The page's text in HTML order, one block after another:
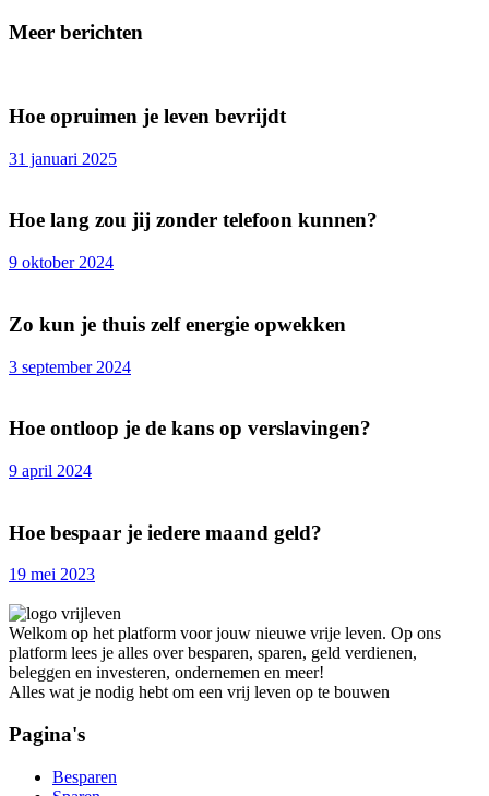
Meer berichten
Hoe opruimen je leven bevrijdt
31 januari 2025
Hoe lang zou jij zonder telefoon kunnen?
9 oktober 2024
Zo kun je thuis zelf energie opwekken
3 september 2024
Hoe ontloop je de kans op verslavingen?
9 april 2024
Hoe bespaar je iedere maand geld?
19 mei 2023
Welkom op het platform voor jouw nieuwe vrije leven. Op ons
platform lees je alles over besparen, sparen, geld verdienen,
beleggen en investeren, ondernemen en meer!
Alles wat je nodig hebt om een vrij leven op te bouwen
Pagina's
Besparen